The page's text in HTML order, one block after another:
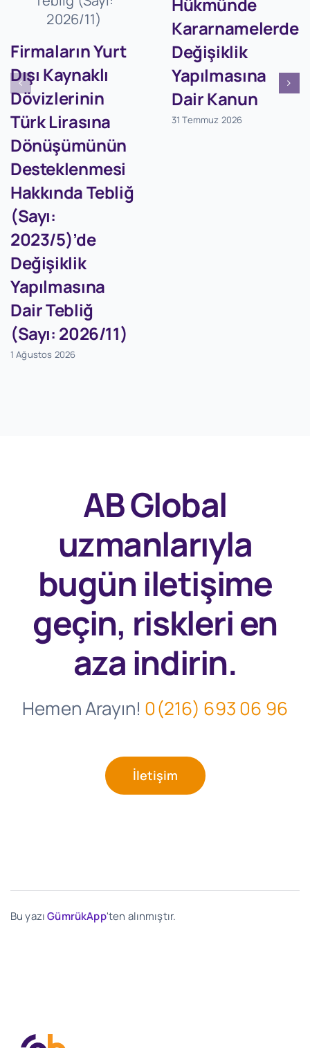
Firmaların Yurt
Dışı Kaynaklı
Dövizlerinin
Türk Lirasına
Dönüşümünün
Desteklenmesi
Hakkında Tebliğ
(Sayı:
2023/5)’de
Değişiklik
Yapılmasına
Dair Tebliğ
(Sayı: 2026/11)
1 Ağustos 2026
Hükmünde
Kararnamelerde
Değişiklik
Yapılmasına
Dair Kanun
31 Temmuz 2026
AB Global
uzmanlarıyla
bugüniletişime
geçin, riskleri en
aza indirin.
Hemen Arayın! 0(216) 693 06 96
İletişim
Bu yazıGümrükApp'ten alınmıştır.